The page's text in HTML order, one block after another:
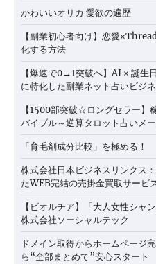
かわいいオリカ 愛欲の遍歴
【副業初心者向け】恋愛
化する方法
【爆速で0→1突破へ】AI × 誕生
に特化した副業ネット占いビジ
【1500部突破☆ロングセラー】
バイブル～逆算タロット占いメ
「育毛剤成分比較」を極める！
株式会社日本ビジネスリンクス
たWEB完結の売掛金買取サービ
【ビオルチア】「大人女性シャ
株式会社ソーシャルテック
ドメイン取得からホームページ
ら“全部まとめて”安心スタート